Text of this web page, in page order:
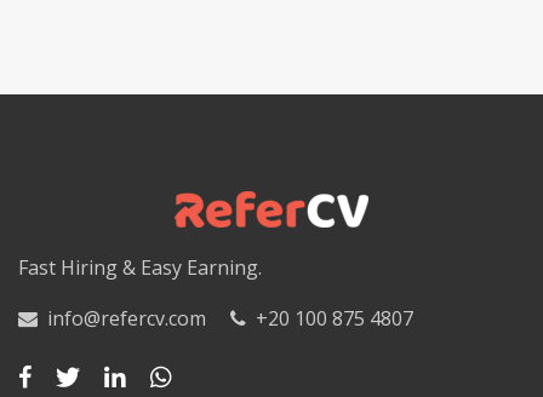
Fast Hiring & Easy Earning.
info@refercv.com
+20 100 875 4807